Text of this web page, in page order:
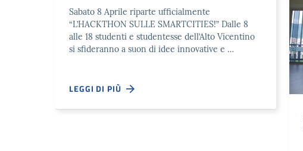
Sabato 8 Aprile riparte ufficialmente
“L’HACKTHON SULLE SMARTCITIES!” Dalle 8
alle 18 studenti e studentesse dell’Alto Vicentino
si sfideranno a suon di idee innovative e …
LEGGI DI PIÙ